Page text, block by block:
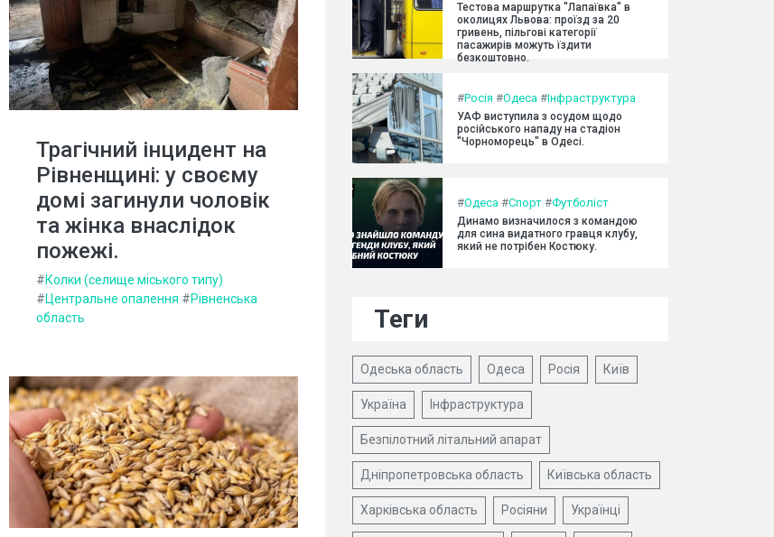
Трагічний інцидент на
Рівненщині: у своєму
домі загинули чоловік
та жінка внаслідок
пожежі.
#Колки (селище міського типу)
#Центральне опалення #Рівненська
область
Тестова маршрутка "Лапаївка" в
околицях Львова: проїзд за 20
гривень, пільгові категорії
пасажирів можуть їздити
безкоштовно.
#Росія #Одеса #Інфраструктура
УАФ виступила з осудом щодо
російського нападу на стадіон
"Чорноморець" в Одесі.
#Одеса #Спорт #Футболіст
Динамо визначилося з командою
для сина видатного гравця клубу,
який не потрібен Костюку.
Теги
Одеська область Одеса Росія Київ
Україна Інфраструктура
Безпілотний літальний апарат
Дніпропетровська область Київська область
Харківська область Росіяни Українці